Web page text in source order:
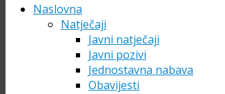
Skip Naslovna
Natječaji
Javni natječaji
Javni pozivi
Jednostavna nabava
Obavijesti